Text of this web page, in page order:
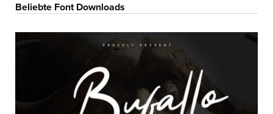
Beliebte Font Downloads